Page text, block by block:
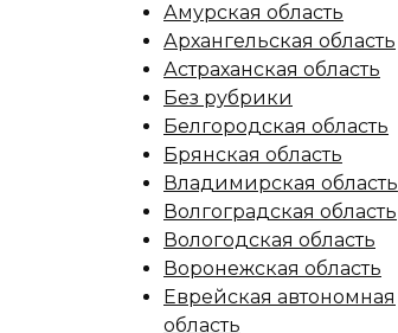
Амурская область
Архангельская область
Астраханская область
Без рубрики
Белгородская область
Брянская область
Владимирская область
Волгоградская область
Вологодская область
Воронежская область
Еврейская автономная
область